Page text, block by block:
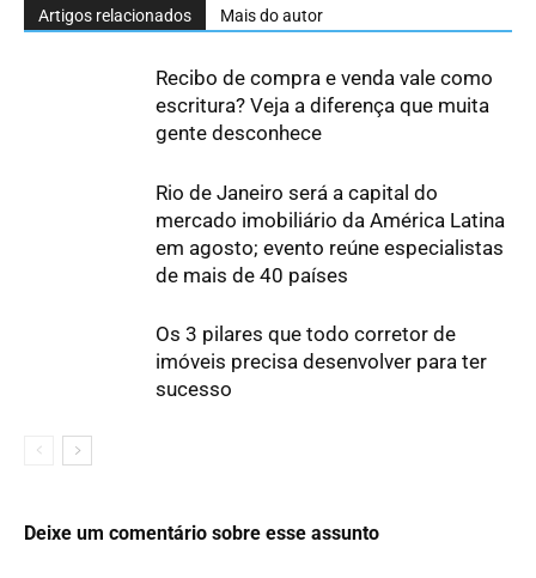
Artigos relacionados Mais do autor
Recibo de compra e venda vale como
escritura? Veja a diferença que muita
gente desconhece
Rio de Janeiro será a capital do
mercado imobiliário da América Latina
em agosto; evento reúne especialistas
de mais de 40 países
Os 3 pilares que todo corretor de
imóveis precisa desenvolver para ter
sucesso
Deixe um comentário sobre esse assunto